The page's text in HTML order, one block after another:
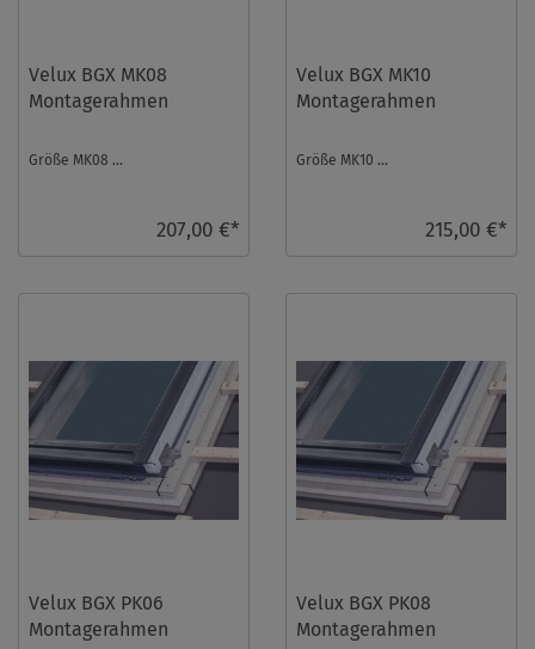
Velux BGX MK08
Montagerahmen
Größe MK08 ...
207,00 €*
Velux BGX MK10
Montagerahmen
Größe MK10 ...
215,00 €*
Velux BGX PK06
Montagerahmen
Velux BGX PK08
Montagerahmen